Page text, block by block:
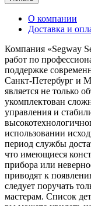
О компании
Доставка и
Компания «Segway
работ по
поддержке
Санкт-Петербург и
является не только
укомплектован
управления и
использовании
период службы
что имеющиеся
прибора или
приводят к
следует поручать
мастерам. Список